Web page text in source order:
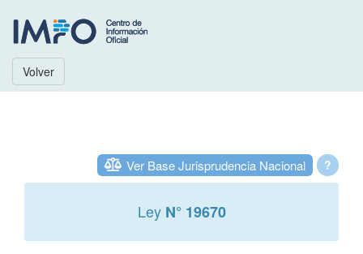
Volver
?
Ver Base Jurisprudencia Nacional
Ley N° 19670